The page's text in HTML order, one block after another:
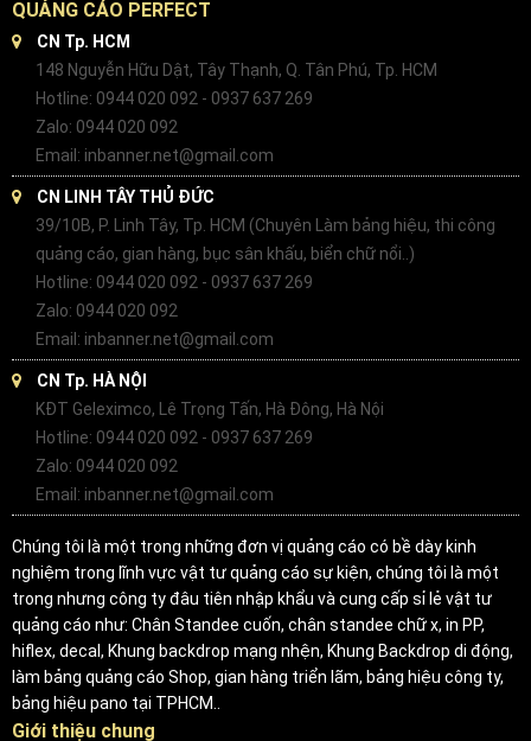
QUẢNG CÁO PERFECT
CN Tp. HCM
148 Nguyễn Hữu Dật, Tây Thạnh, Q. Tân Phú, Tp. HCM
Hotline: 0944 020 092 - 0937 637 269
Zalo: 0944 020 092
Email: inbanner.net@gmail.com
CN LINH TÂY THỦ ĐỨC
39/10B, P. Linh Tây, Tp. HCM (Chuyên Làm bảng hiệu, thi công
quảng cáo, gian hàng, bục sân khấu, biển chữ nổi..)
Hotline: 0944 020 092 - 0937 637 269
Zalo: 0944 020 092
Email: inbanner.net@gmail.com
CN Tp. HÀ NỘI
KĐT Geleximco, Lê Trọng Tấn, Hà Đông, Hà Nội
Hotline: 0944 020 092 - 0937 637 269
Zalo: 0944 020 092
Email: inbanner.net@gmail.com
Chúng tôi là một trong những đơn vị quảng cáo có bề dày kinh
nghiệm trong lĩnh vực vật tư quảng cáo sự kiện, chúng tôi là một
trong nhưng công ty đâu tiên nhập khẩu và cung cấp sỉ lẻ vật tư
quảng cáo như: Chân Standee cuốn, chân standee chữ x, in PP,
hiflex, decal, Khung backdrop mạng nhện, Khung Backdrop di động,
làm bảng quảng cáo Shop, gian hàng triển lãm, bảng hiệu công ty,
bảng hiệu pano tại TPHCM..
Giới thiệu chung